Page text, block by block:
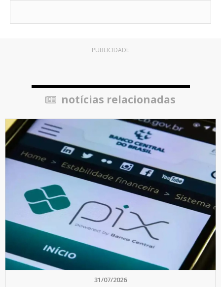
PUBLICIDADE
notícias relacionadas
31/07/2026